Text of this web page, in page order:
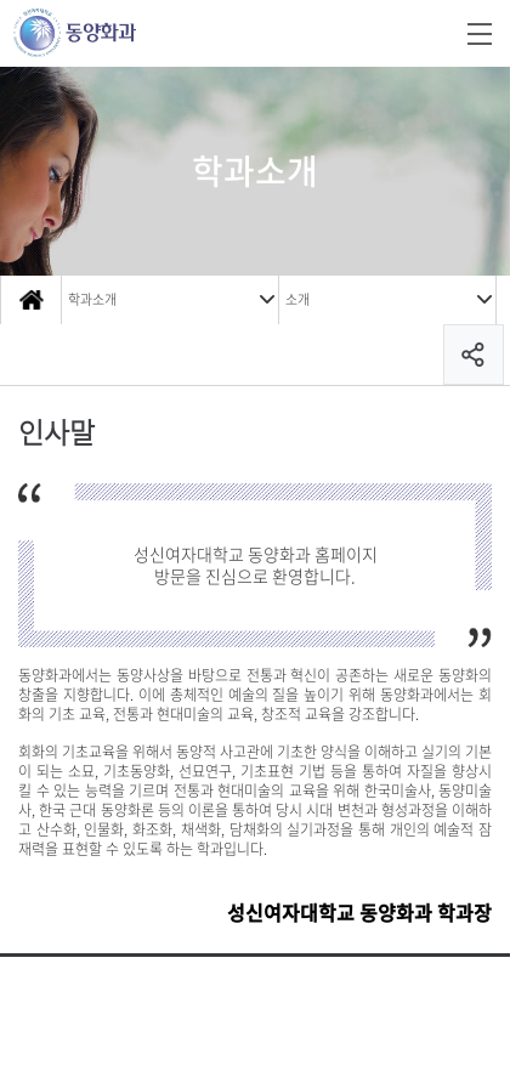
학과소개
학과소개 소개
인사말
성신여자대학교 동양화과 홈페이지
방문을 진심으로 환영합니다.
동양화과에서는 동양사상을 바탕으로 전통과 혁신이 공존하는 새로운 동양화의
창출을 지향합니다. 이에 총체적인 예술의 질을 높이기 위해 동양화과에서는 회
화의 기초 교육, 전통과 현대미술의 교육, 창조적 교육을 강조합니다.
회화의 기초교육을 위해서 동양적 사고관에 기초한 양식을 이해하고 실기의 기본
이 되는 소묘, 기초동양화, 선묘연구, 기초표현 기법 등을 통하여 자질을 향상시
킬 수 있는 능력을 기르며 전통과 현대미술의 교육을 위해 한국미술사, 동양미술
사, 한국 근대 동양화론 등의 이론을 통하여 당시 시대 변천과 형성과정을 이해하
고 산수화, 인물화, 화조화, 채색화, 담채화의 실기과정을 통해 개인의 예술적 잠
재력을 표현할 수 있도록 하는 학과입니다.
성신여자대학교 동양화과 학과장